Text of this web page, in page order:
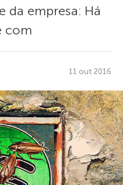
da empresa: Há
com
11 out 2016